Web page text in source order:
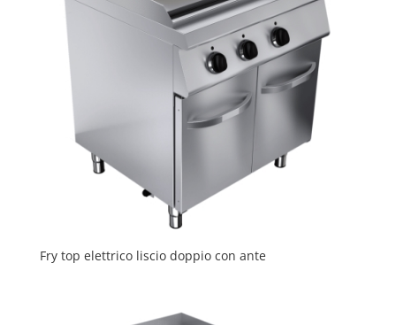
Fry top elettrico liscio doppio con ante